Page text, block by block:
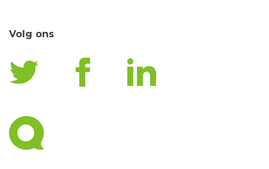
Volg ons